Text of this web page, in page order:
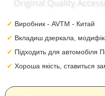
Виробник - AVTM - Китай
Вкладиш дзеркала,
Підходить для автомобіля
Хороша якість, ставиться